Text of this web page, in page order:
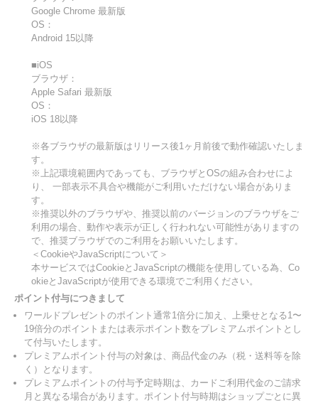
Google Chrome 最新版
OS：
Android 15以降
■iOS
ブラウザ：
Apple Safari 最新版
OS：
iOS 18以降
※各ブラウザの最新版はリリース後1ヶ月前後で動作確認いたしま
す。
※上記環境範囲内であっても、ブラウザとOSの組み合わせによ
り、 一部表示不具合や機能がご利用いただけない場合がありま
す。
※推奨以外のブラウザや、推奨以前のバージョンのブラウザをご
利用の場合、動作や表示が正しく行われない可能性がありますの
で、推奨ブラウザでのご利用をお願いいたします。
＜CookieやJavaScriptについて＞
本サービスではCookieとJavaScriptの機能を使用している為、Co
okieとJavaScriptが使用できる環境でご利用ください。
ポイント付与につきまして
ワールドプレゼントのポイント通常1倍分に加え、上乗せとなる1〜
19倍分のポイントまたは表示ポイント数をプレミアムポイントとし
て付与いたします。
プレミアムポイント付与の対象は、商品代金のみ（税・送料等を除
く）となります。
プレミアムポイントの付与予定時期は、カードご利用代金のご請求
月と異なる場合があります。ポイント付与時期はショップごとに異